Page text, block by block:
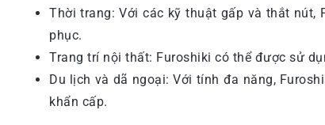
Thời trang: Với các kỹ thuật gấp và thắt nút,
phục.
Trang trí nội thất: Furoshiki có thể được sử
Du lịch và dã ngoại: Với tính đa năng,
khẩn cấp.